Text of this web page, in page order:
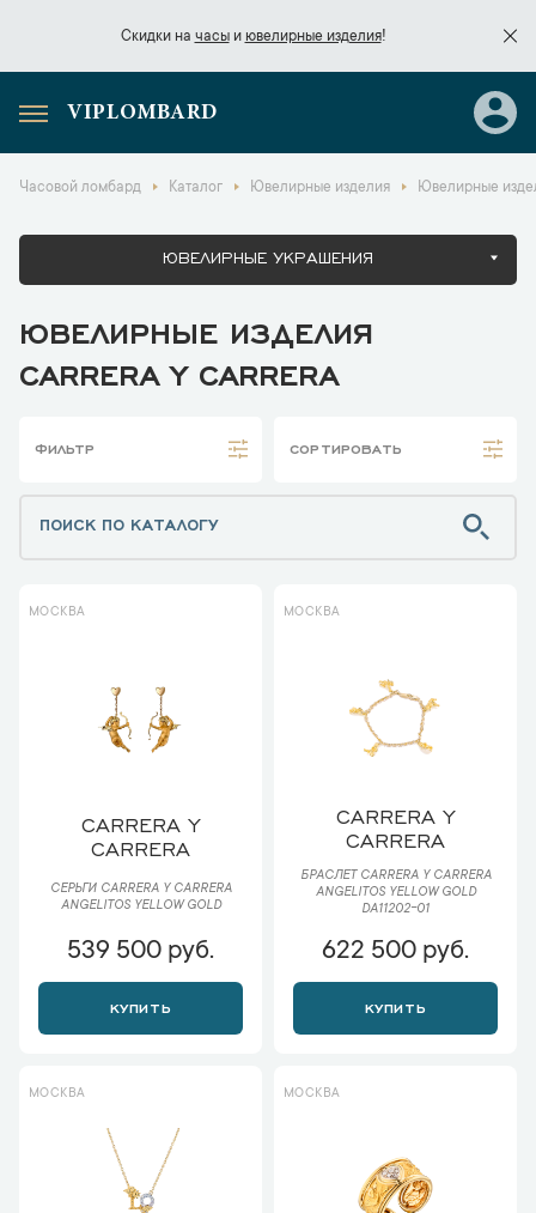
Скидки на часыи ювелирные изделия!
Скидки начасы
VIPLOMBARD
Часовой ломбард Каталог Ювелирные изделия Ювелирные
ЮВЕЛИРНЫЕ УКРАШЕНИЯ
ЮВЕЛИРНЫЕ ИЗДЕЛИЯ
CARRERA Y CARRERA
ФИЛЬТР СОРТИРОВАТЬ
МОСКВА
CARRERA Y
CARRERA
СЕРЬГИ CARRERA Y CARRERA
ANGELITOS YELLOW GOLD
539 500 руб.
КУПИТЬ
МОСКВА
CARRERA Y
CARRERA
БРАСЛЕТ CARRERA Y CARRERA
ANGELITOS YELLOW GOLD
DA11202-01
622 500 руб.
КУПИТЬ
МОСКВА МОСКВА